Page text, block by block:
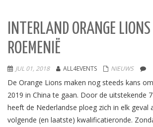
INTERLAND ORANGE LIONS
ROEMENIË
JUL 01, 2018 ALL4EVENTS NIEUWS
De Orange Lions maken nog steeds kans
2019 in China te gaan. Door de uitstekende
heeft de Nederlandse ploeg zich in elk geval
volgende (en laatste) kwalificatieronde.